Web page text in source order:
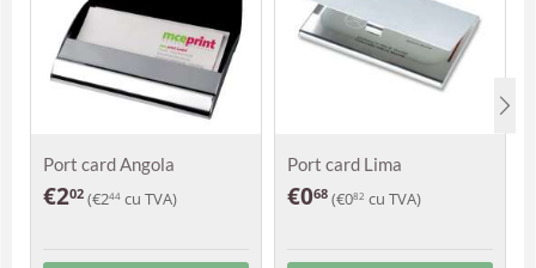
Port card Angola
€202 (€244 cu TVA)
Port card Lima
€068 (€082 cu TVA)